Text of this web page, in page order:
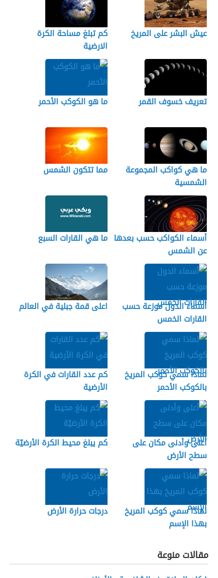
عيش البشر على المريخ
كم تبلغ مساحة الكرة
الارضية
تعريف خسوف القمر ما هو الكوكب الأحمر
ما هي كواكب المجموعة
الشمسية
مما تتكون الشمس
أسماء الكواكب حسب بعدها
عن الشمس
ما هي القارات السبع
أسماء الدول موزعة حسب
القارات الخمس
اعلى قمة جبلية في العالم
لماذا سمي كوكب المريخ
بالكوكب الأحمر
كم عدد القارات في الكرة
الأرضية
أعلى وأدنى مكان على
سطح الأرض
كم يبلغ محيط الكرة الأرضيّة
لماذا سمي كوكب المريخ
بهذا الإسم
درجات حرارة الأرض
مقالات منوعة